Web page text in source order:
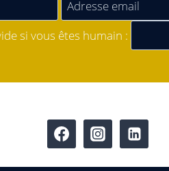
si vous êtes humain :